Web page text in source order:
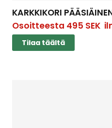
KARKKIKORI
Osoitteesta 495 SEK
Tilaa täältä